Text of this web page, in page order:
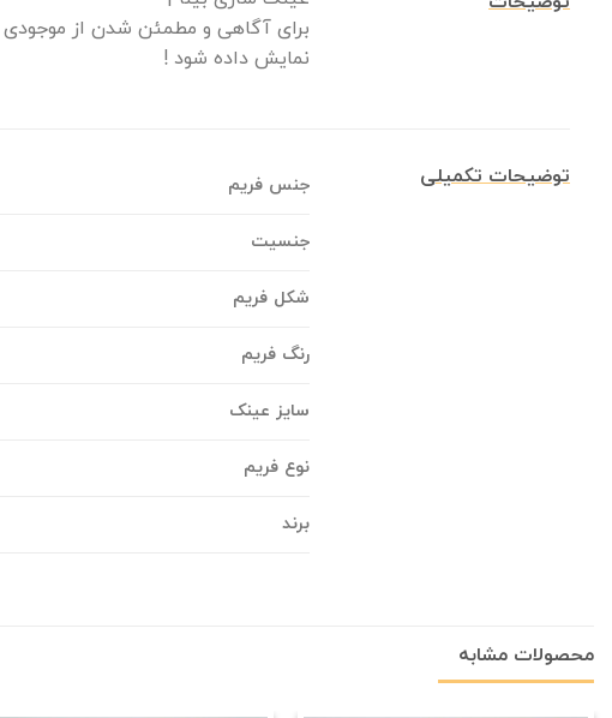
برای آگاهی و مطمئن شدن از موجودی
نمایش داده شود !
توضیحات تکمیلی جنس فریم
جنسیت
شکل فریم
رنگ فریم
سایز عینک
نوع فریم
برند
محصولات مشابه